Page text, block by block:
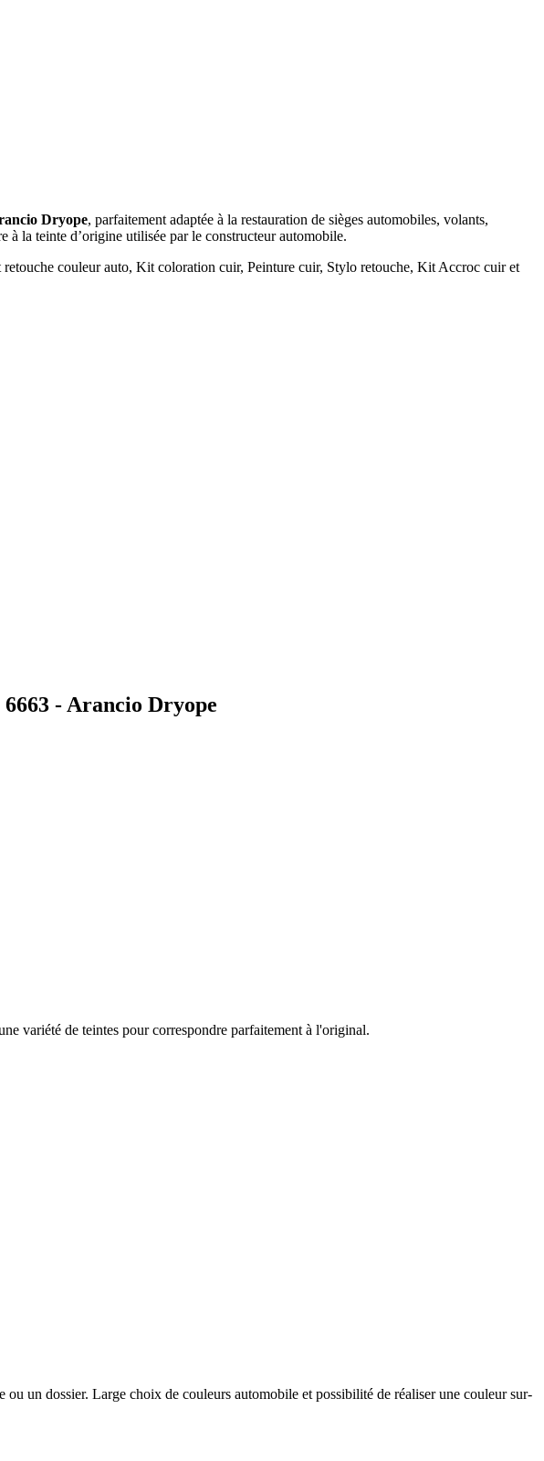
Dryope, parfaitement adaptée à la restauration de sièges automobiles, volants,
à la teinte d’origine utilisée par le constructeur automobile.
couleur auto, Kit coloration cuir, Peinture cuir, Stylo retouche, Kit Accroc cuir et
- Arancio Dryope
variété de teintes pour correspondre parfaitement à l'original.
un dossier. Large choix de couleurs automobile et possibilité de réaliser une couleur sur-